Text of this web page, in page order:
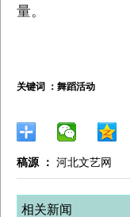
量。
关键词 ： 舞蹈活动
稿源 ： 河北文艺网
相关新闻